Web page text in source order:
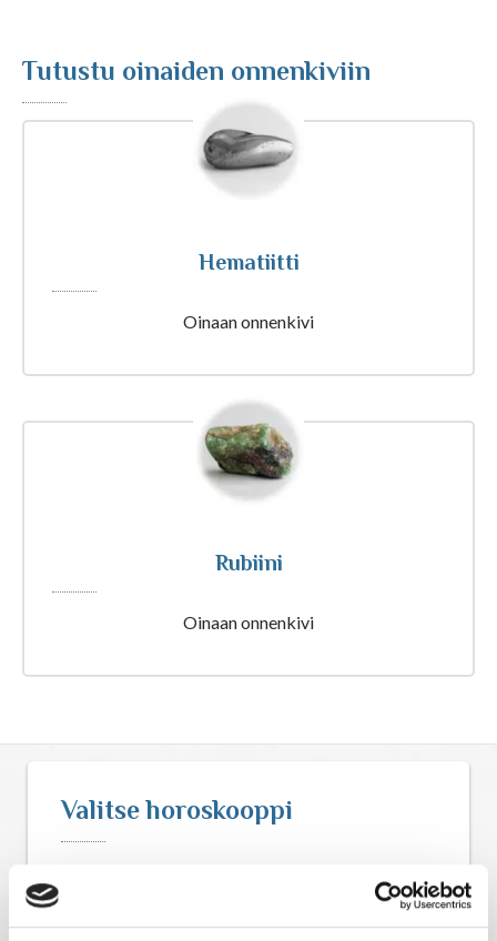
Tulkinta unesta
Artikkelit ja Blogi
Henkimaailma
Numerologia
Tutustu oinaiden onnenkiviin
Hematiitti
Oinaan onnenkivi
Rubiini
Oinaan onnenkivi
Valitse horoskooppi